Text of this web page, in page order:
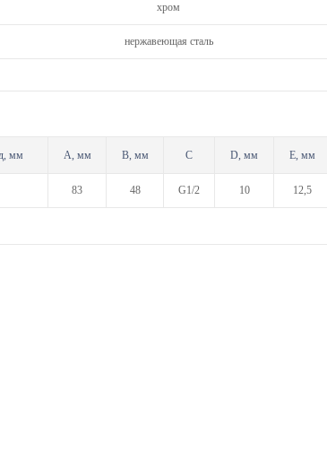
хром
нержавеющая сталь
мм A, мм B, мм С D, мм Е, мм
83 48 G1/2 10 12,5